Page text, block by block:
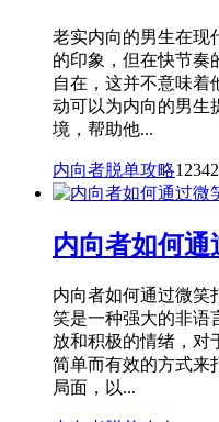
老实内向的男生在现
的印象，但在快节奏
自在，这并不意味着
动可以为内向的男生
境，帮助他...
内向者脱单攻略1234
内向者如何通
内向者如何通过微笑
笑是一种强大的非语
放和积极的情绪，对
简单而有效的方式来
局面，以...